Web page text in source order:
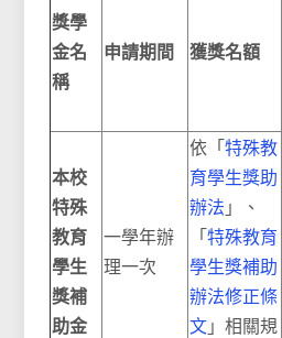
獎學
金名
稱
申請期間 獲獎名額
本校
特殊
教育
學生
獎補
助金
一學年辦
理一次
依「特殊教
育學生獎助
辦法 」、
「特殊教育
學生獎補助
辦法修正條
文 」相關規